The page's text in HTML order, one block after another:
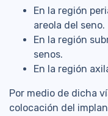
En la región
areola del seno.
En la región
senos.
En la región
Por medio de dicha
colocación del